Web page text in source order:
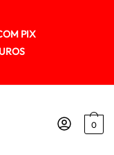
PIX
0